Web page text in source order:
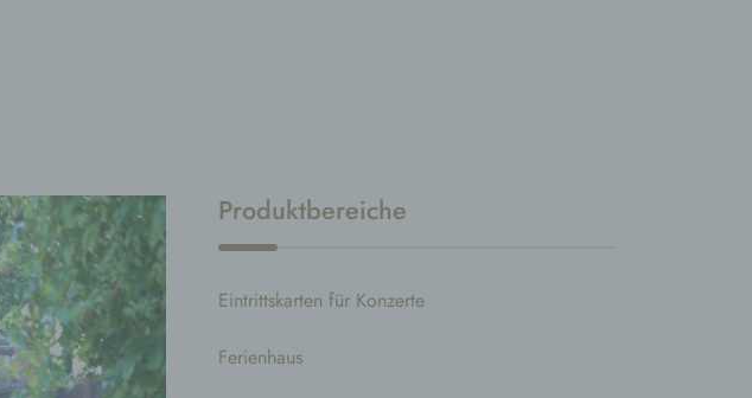
Produktbereiche
Eintrittskarten für Konzerte
Ferienhaus